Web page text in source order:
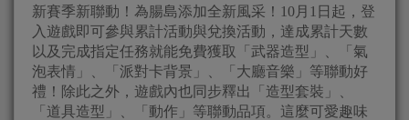
新賽季新聯動！為腸島添加全新風采！10月1日起，登
入遊戲即可參與累計活動與兌換活動，達成累計天數
以及完成指定任務就能免費獲取「武器造型」、「氣
泡表情」、「派對卡背景」、「大廳音樂」等聯動好
禮！除此之外，遊戲內也同步釋出「造型套裝」、
「道具造型」、「動作」等聯動品項。這麼可愛趣味